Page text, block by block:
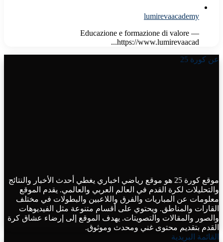
lumirevaacademy
Educazione e formazione di valore —
https://www.lumirevaacad...
عن كورة 25
موقع كورة 25 هو موقع رياضي اخباري يغطي أحدث الأخبار والنتائج
والتحليلات لكرة القدم في العالم العربي والعالمي. يقدم الموقع
معلومات عن المباريات والفرق واللاعبين والبطولات في مختلف
القارات والمناطق. ويحتوي على أقسام متنوعة مثل الفيديوهات
والصور والمقالات والتصويتات. يهدف الموقع إلى إرضاء عشاق كرة
القدم بتقديم محتوى غني ومحدث وموثوق.
القائمة البريدية